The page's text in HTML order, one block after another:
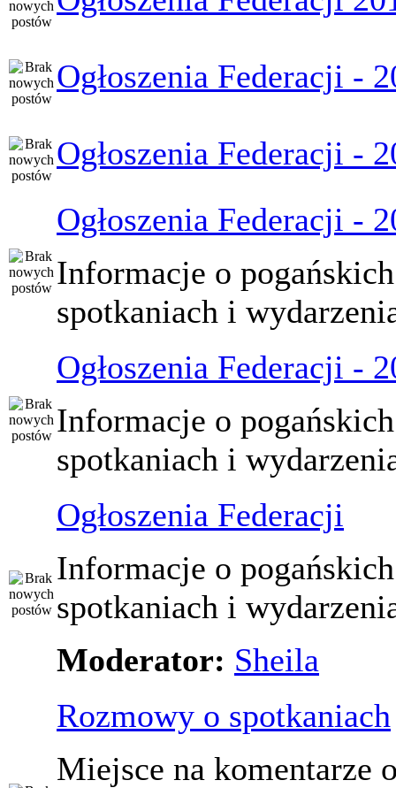
Ogłoszenia Federacji -
Ogłoszenia Federacji -
Ogłoszenia Federacji -
Informacje o pogańskich
spotkaniach i
Ogłoszenia Federacji -
Informacje o pogańskich
spotkaniach i
Ogłoszenia Federacji
Informacje o pogańskich
spotkaniach i
Moderator: Sheila
Rozmowy o spotkaniach
Miejsce na komentarze